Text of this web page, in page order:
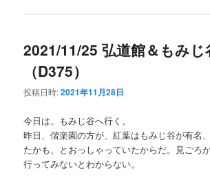
2021/11/25 弘道館＆もみじ
（D375）
投稿日時:2021年11月28日
今日は、もみじ谷へ行く。
昨日、偕楽園の方が、紅葉はもみじ谷が有名
たかも、とおっしゃっていたからだ。見ごろ
行ってみないとわからない。